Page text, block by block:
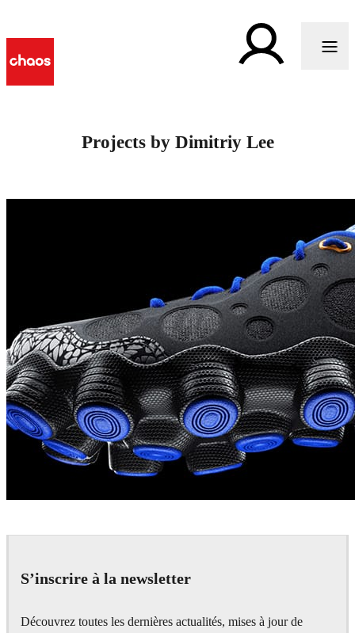
Projects by Dimitriy Lee
S’inscrire à la newsletter
Découvrez toutes les dernières actualités, mises à jour de